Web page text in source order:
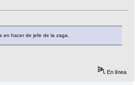
en hacer de jefe de la zaga.
En línea